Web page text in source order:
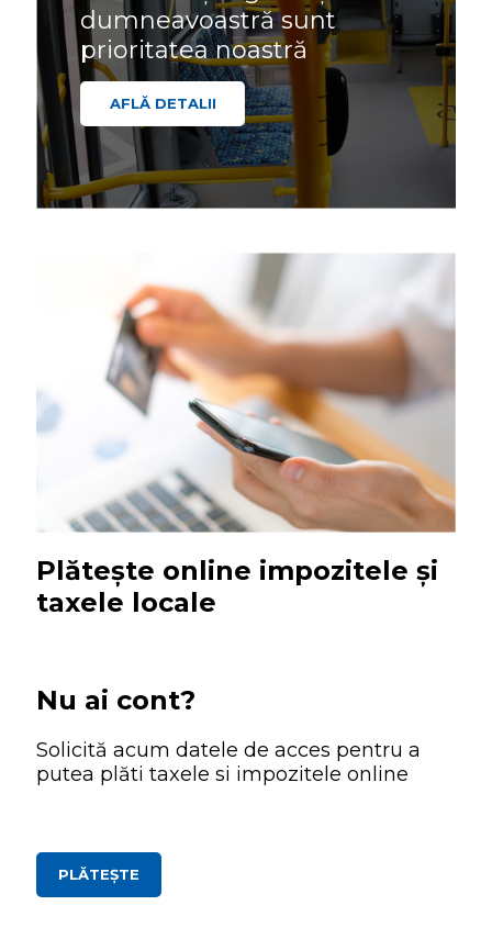
dumneavoastră sunt
prioritatea noastră
AFLĂ DETALII
Plătește online impozitele și
taxele locale
Nu ai cont?
Solicită acum datele de acces pentru a
putea plăti taxele si impozitele online
PLĂTEȘTE